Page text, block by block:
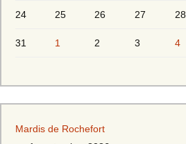
24 25 26 27 28
31 1 2 3 4
Mardis de Rochefort